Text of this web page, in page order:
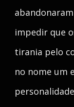
impedir que
tirania pelo
no nome um